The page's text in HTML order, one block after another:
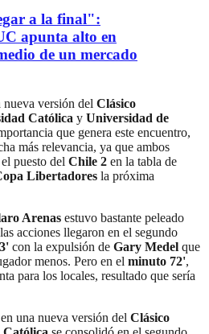
a la final":
apunta alto en
de un mercado
versión del Clásico
Católica y Universidad de
que genera este encuentro,
más relevancia, ya que ambos
puesto del Chile 2 en la tabla de
Libertadores la próxima
Arenas estuvo bastante peleado
acciones llegaron en el segundo
con la expulsión de Gary Medel que
menos. Pero en el minuto 72',
para los locales, resultado que sería
una nueva versión del Clásico